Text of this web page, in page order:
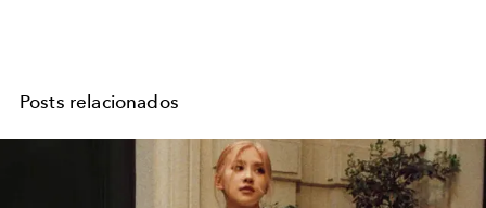
Posts relacionados